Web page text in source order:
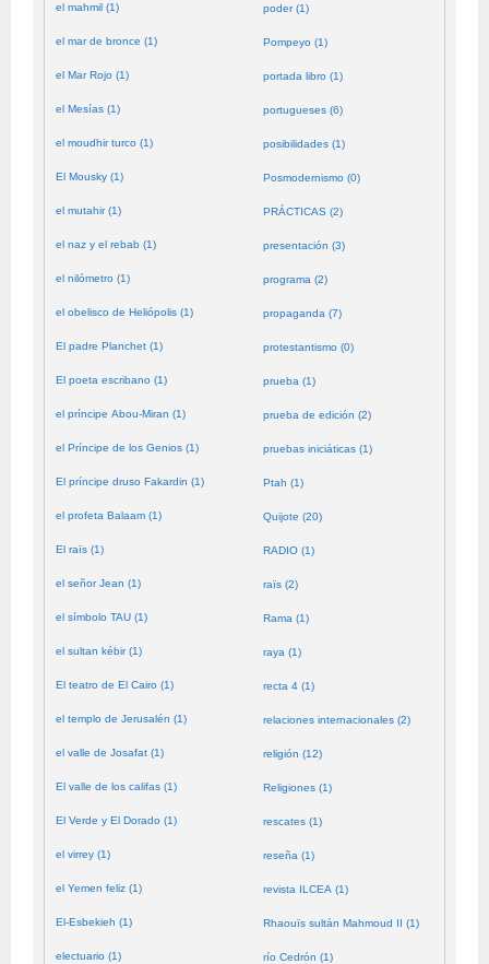
el mahmil (1)
el mar de bronce (1)
el Mar Rojo (1)
el Mesías (1)
el moudhir turco (1)
El Mousky (1)
el mutahir (1)
el naz y el rebab (1)
el nilómetro (1)
el obelisco de Heliópolis (1)
El padre Planchet (1)
El poeta escribano (1)
el príncipe Abou-Miran (1)
el Príncipe de los Genios (1)
El príncipe druso Fakardin (1)
el profeta Balaam (1)
El raïs (1)
el señor Jean (1)
el símbolo TAU (1)
el sultan kébir (1)
El teatro de El Cairo (1)
el templo de Jerusalén (1)
el valle de Josafat (1)
El valle de los califas (1)
El Verde y El Dorado (1)
el virrey (1)
el Yemen feliz (1)
El-Esbekieh (1)
electuario (1)
poder (1)
Pompeyo (1)
portada libro (1)
portugueses (6)
posibilidades (1)
Posmodernismo (0)
PRÁCTICAS (2)
presentación (3)
programa (2)
propaganda (7)
protestantismo (0)
prueba (1)
prueba de edición (2)
pruebas iniciáticas (1)
Ptah (1)
Quijote (20)
RADIO (1)
raïs (2)
Rama (1)
raya (1)
recta 4 (1)
relaciones internacionales (2)
religión (12)
Religiones (1)
rescates (1)
reseña (1)
revista ILCEA (1)
Rhaouïs sultán Mahmoud II (1)
río Cedrón (1)